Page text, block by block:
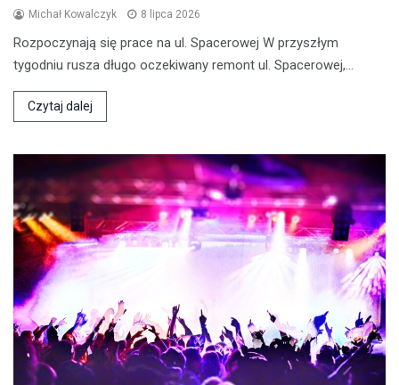
Michał Kowalczyk 8 lipca 2026
Rozpoczynają się prace na ul. Spacerowej W przyszłym
tygodniu rusza długo oczekiwany remont ul. Spacerowej,…
Czytaj dalej